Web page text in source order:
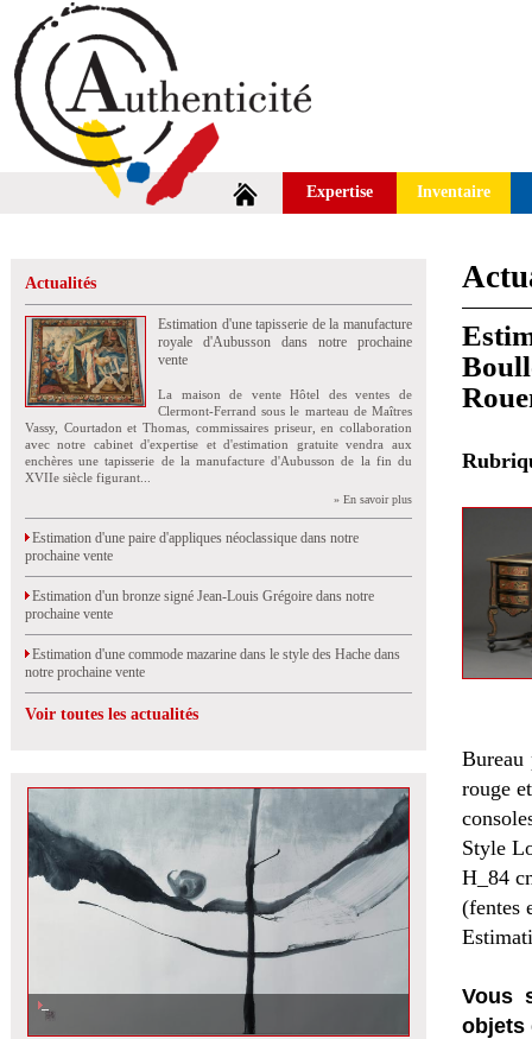
Expertise Inventaire
Actualités
Estimation d'une tapisserie de la manufacture
royale d'Aubusson dans notre prochaine
vente
La maison de vente Hôtel des ventes de
Clermont-Ferrand sous le marteau de Maîtres
Vassy, Courtadon et Thomas, commissaires priseur, en collaboration
avec notre cabinet d'expertise et d'estimation gratuite vendra aux
enchères une tapisserie de la manufacture d'Aubusson de la fin du
XVIIe siècle figurant...
» En savoir plus
Estimation d'une paire d'appliques néoclassique dans notre
prochaine vente
Estimation d'un bronze signé Jean-Louis Grégoire dans notre
prochaine vente
Estimation d'une commode mazarine dans le style des Hache dans
notre prochaine vente
Voir toutes les actualités
Bureau
rouge
Style
H_84
(fentes
Vous
objets